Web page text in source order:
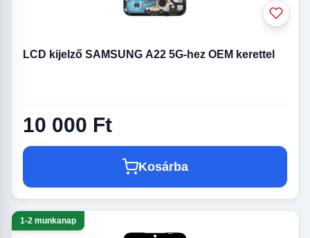
LCD kijelző SAMSUNG A22 5G-hez OEM kerettel
10 000 Ft
Kosárba
1-2 munkanap